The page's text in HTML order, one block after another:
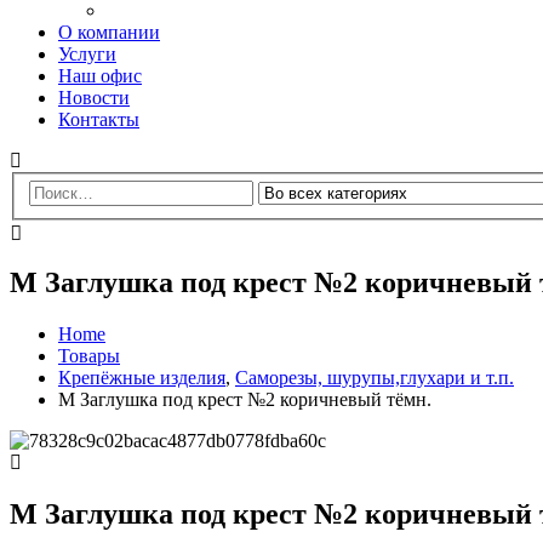
О компании
Услуги
Наш офис
Новости
Контакты
М Заглушка под крест №2 коричневый
Home
Товары
Крепёжные изделия, Саморезы, шурупы,глухари и т.п.
М Заглушка под крест №2 коричневый тёмн.
М Заглушка под крест №2 коричневый